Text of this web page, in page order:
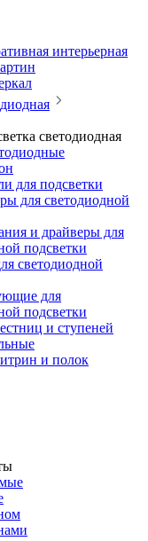
интерьерная
светодиодная
для подсветки
для светодиодной
и драйверы для
подсветки
светодиодной
для
подсветки
и ступеней
и полок